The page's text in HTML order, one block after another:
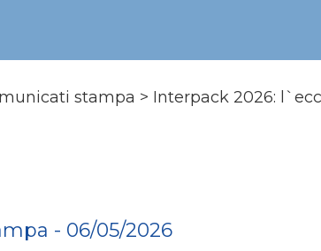
stampa > Interpack 2026:
- 06/05/2026